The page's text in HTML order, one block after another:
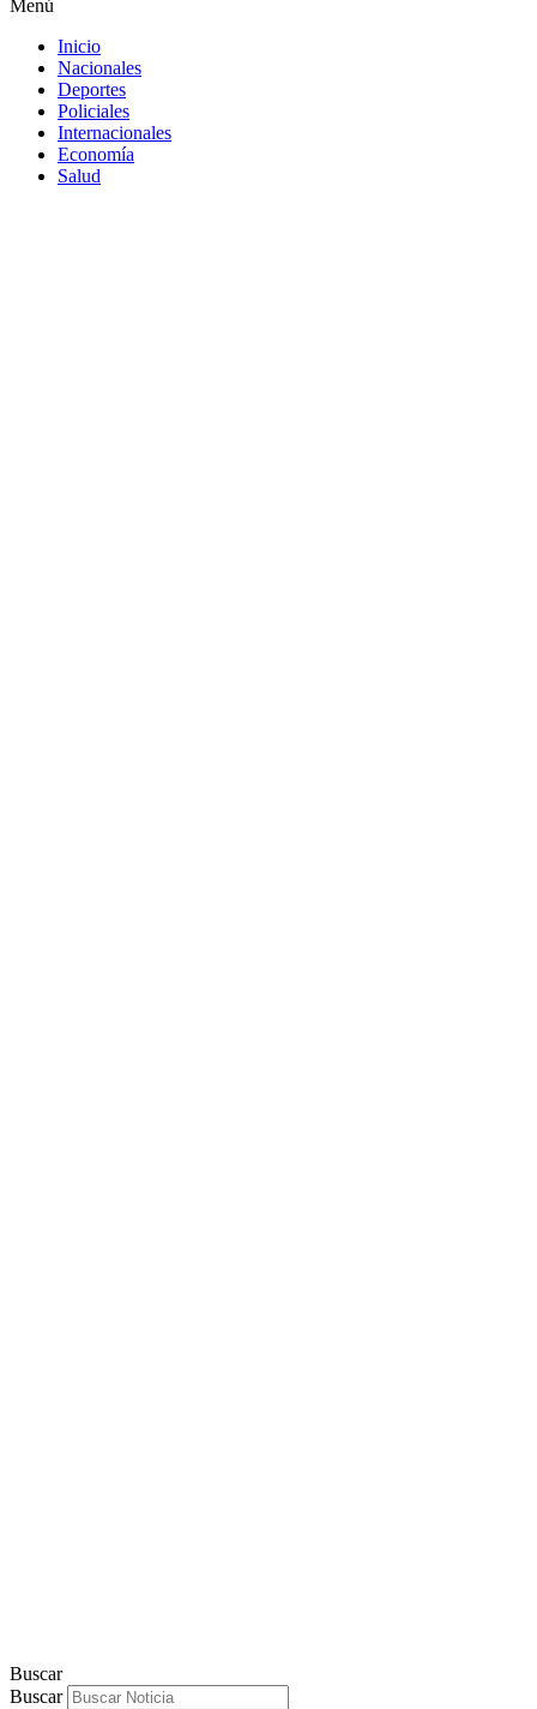
Menú
Inicio
Nacionales
Deportes
Policiales
Internacionales
Economía
Salud
Buscar
Buscar